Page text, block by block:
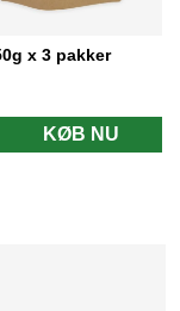
x 3 pakker
KØB NU